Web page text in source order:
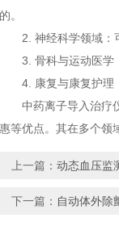
的。
2. 神经科学领域：可
3. 骨科与运动医学
4. 康复与康复护理：
中药离子导入治疗仪通
惠等优点。其在多个
上一篇： 动态血压监
下一篇： 自动体外除